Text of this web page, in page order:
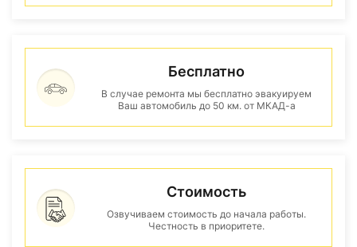
Бесплатно
В случае ремонта мы бесплатно эвакуируем
Ваш автомобиль до 50 км. от МКАД-а
Стоимость
Озвучиваем стоимость до начала работы.
Честность в приоритете.